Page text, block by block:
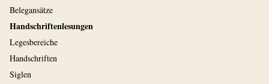
Belegansätze
Handschriftenlesungen
Legesbereiche
Handschriften
Siglen